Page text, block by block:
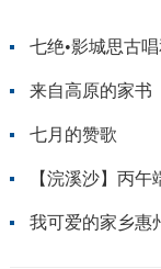
七绝•影城思古
来自高原的家书
七月的赞歌
【浣溪沙】丙
我可爱的家乡惠